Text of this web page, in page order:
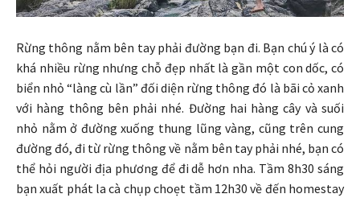
Rừng thông nằm bên tay phải đường bạn đi. Bạn chú ý là có
khá nhiều rừng nhưng chỗ đẹp nhất là gần một con dốc, có
biển nhỏ “làng cù lần” đối diện rừng thông đó là bãi cỏ xanh
với hàng thông bên phải nhé. Đường hai hàng cây và suối
nhỏ nằm ở đường xuống thung lũng vàng, cũng trên cung
đường đó, đi từ rừng thông về nằm bên tay phải nhé, bạn có
thể hỏi người địa phương để đi dễ hơn nha. Tầm 8h30 sáng
bạn xuất phát la cà chụp choẹt tầm 12h30 về đến homestay